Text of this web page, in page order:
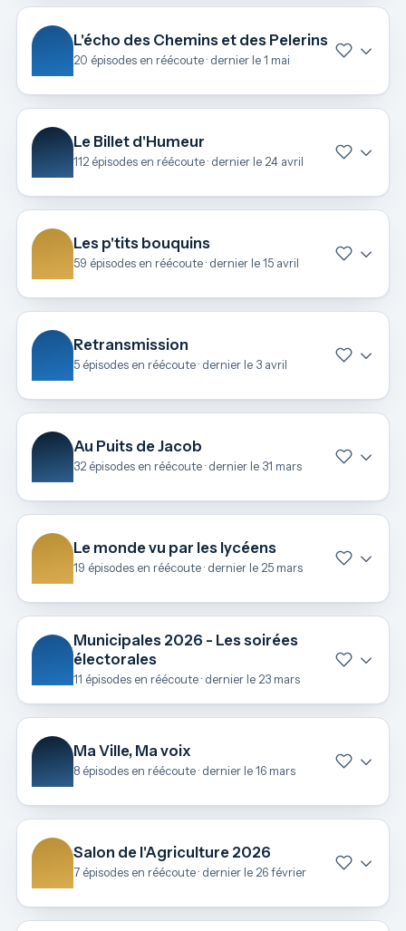
L'écho des Chemins et des Pelerins
20 épisodes en réécoute · dernier le 1 mai
Le Billet d'Humeur
112 épisodes en réécoute · dernier le 24 avril
Les p'tits bouquins
59 épisodes en réécoute · dernier le 15 avril
Retransmission
5 épisodes en réécoute · dernier le 3 avril
Au Puits de Jacob
32 épisodes en réécoute · dernier le 31 mars
Le monde vu par les lycéens
19 épisodes en réécoute · dernier le 25 mars
Municipales 2026 - Les soirées
électorales
11 épisodes en réécoute · dernier le 23 mars
Ma Ville, Ma voix
8 épisodes en réécoute · dernier le 16 mars
Salon de l'Agriculture 2026
7 épisodes en réécoute · dernier le 26 février